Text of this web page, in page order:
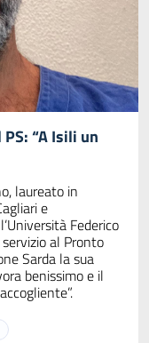
“A Isili un
laureato in
e
Federico
al Pronto
Sarda la sua
benissimo e il